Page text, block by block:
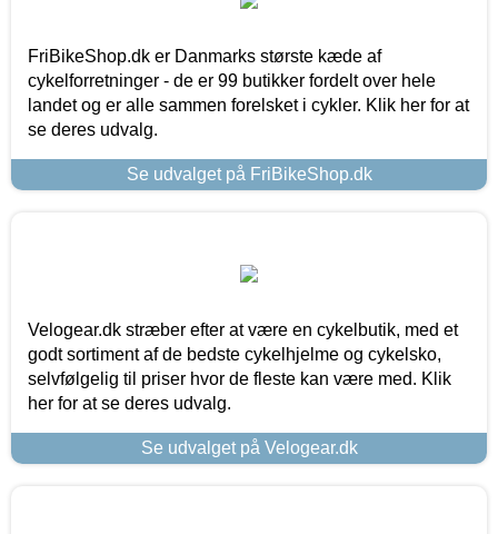
FriBikeShop.dk er Danmarks største kæde af
cykelforretninger - de er 99 butikker fordelt over hele
landet og er alle sammen forelsket i cykler. Klik her for at
se deres udvalg.
Se udvalget på FriBikeShop.dk
Velogear.dk stræber efter at være en cykelbutik, med et
godt sortiment af de bedste cykelhjelme og cykelsko,
selvfølgelig til priser hvor de fleste kan være med. Klik
her for at se deres udvalg.
Se udvalget på Velogear.dk